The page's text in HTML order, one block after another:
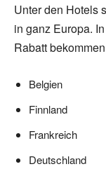
Unter den Hotels
in ganz Europa.
Rabatt
Belgien
Finnland
Frankreich
Deutschland